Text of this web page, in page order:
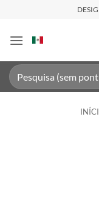
content
Pesquisar
por: